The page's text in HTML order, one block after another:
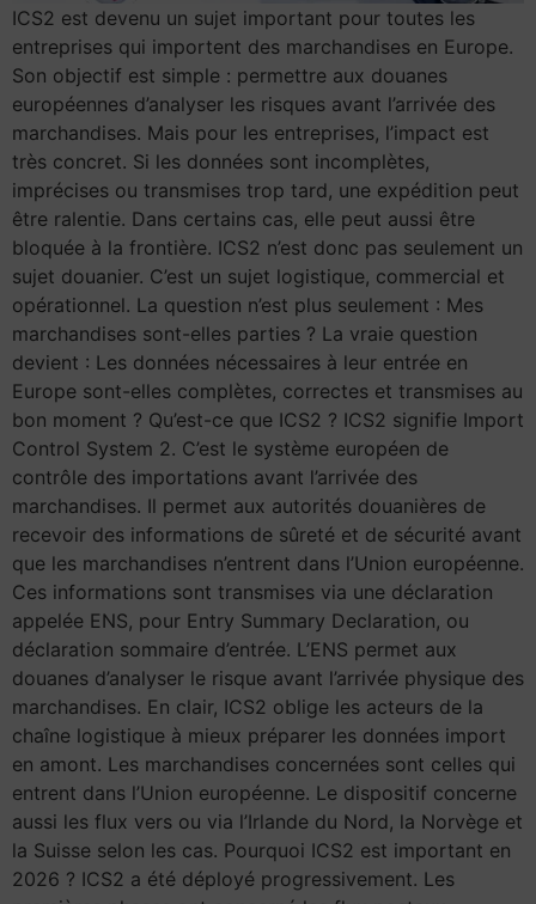
ICS2 est devenu un sujet important pour toutes les
entreprises qui importent des marchandises en Europe.
Son objectif est simple : permettre aux douanes
européennes d’analyser les risques avant l’arrivée des
marchandises. Mais pour les entreprises, l’impact est
très concret. Si les données sont incomplètes,
imprécises ou transmises trop tard, une expédition peut
être ralentie. Dans certains cas, elle peut aussi être
bloquée à la frontière. ICS2 n’est donc pas seulement un
sujet douanier. C’est un sujet logistique, commercial et
opérationnel. La question n’est plus seulement : Mes
marchandises sont-elles parties ? La vraie question
devient : Les données nécessaires à leur entrée en
Europe sont-elles complètes, correctes et transmises au
bon moment ? Qu’est-ce que ICS2 ? ICS2 signifie Import
Control System 2. C’est le système européen de
contrôle des importations avant l’arrivée des
marchandises. Il permet aux autorités douanières de
recevoir des informations de sûreté et de sécurité avant
que les marchandises n’entrent dans l’Union européenne.
Ces informations sont transmises via une déclaration
appelée ENS, pour Entry Summary Declaration, ou
déclaration sommaire d’entrée. L’ENS permet aux
douanes d’analyser le risque avant l’arrivée physique des
marchandises. En clair, ICS2 oblige les acteurs de la
chaîne logistique à mieux préparer les données import
en amont. Les marchandises concernées sont celles qui
entrent dans l’Union européenne. Le dispositif concerne
aussi les flux vers ou via l’Irlande du Nord, la Norvège et
la Suisse selon les cas. Pourquoi ICS2 est important en
2026 ? ICS2 a été déployé progressivement. Les